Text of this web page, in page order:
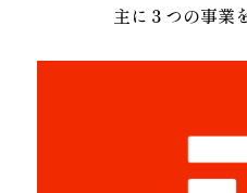
主に３つの事業